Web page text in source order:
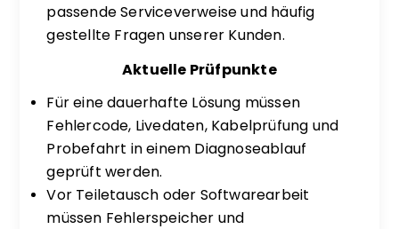
passende Serviceverweise und häufig
gestellte Fragen unserer Kunden.
Aktuelle Prüfpunkte
Für eine dauerhafte Lösung müssen
Fehlercode, Livedaten, Kabelprüfung und
Probefahrt in einem Diagnoseablauf
geprüft werden.
Vor Teiletausch oder Softwarearbeit
müssen Fehlerspeicher und